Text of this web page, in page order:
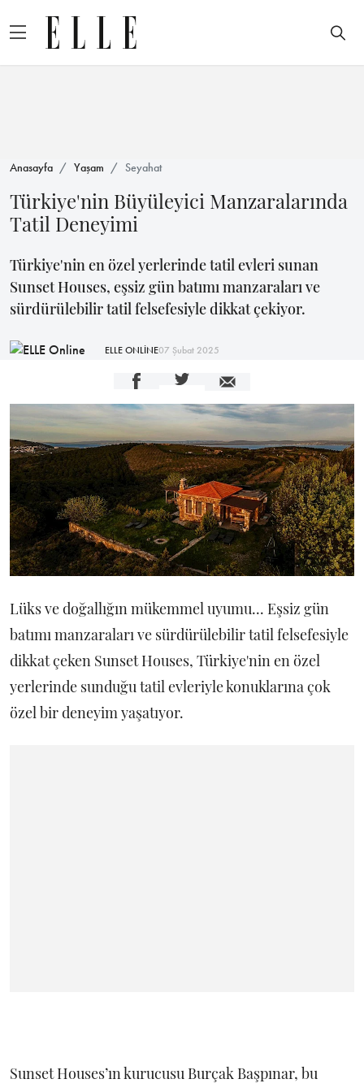
Anasayfa Yaşam Seyahat
Türkiye'nin Büyüleyici Manzaralarında
Tatil Deneyimi
Türkiye'nin en özel yerlerinde tatil evleri sunan
Sunset Houses, eşsiz gün batımı manzaraları ve
sürdürülebilir tatil felsefesiyle dikkat çekiyor.
ELLE ONLİNE07 Şubat 2025
Lüks ve doğallığın mükemmel uyumu... Eşsiz gün
batımı manzaraları ve sürdürülebilir tatil felsefesiyle
dikkat çeken Sunset Houses, Türkiye'nin en özel
yerlerinde sunduğu tatil evleriyle konuklarına çok
özel bir deneyim yaşatıyor.
Sunset Houses’ın kurucusu Burçak Başpınar, bu